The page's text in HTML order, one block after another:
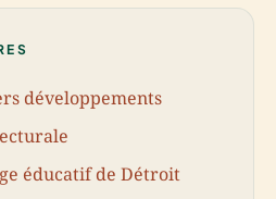
développements
éducatif de Détroit